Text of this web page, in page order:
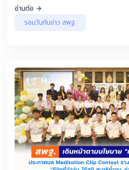
เฉลิมพระชนมพรรษา 6 รอบ 28 กรกฎ
อ่านต่อ
รอบวันทันข่าว สพฐ.